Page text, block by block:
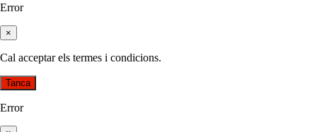
Error
×
Cal acceptar els termes i condicions.
Tanca
Error